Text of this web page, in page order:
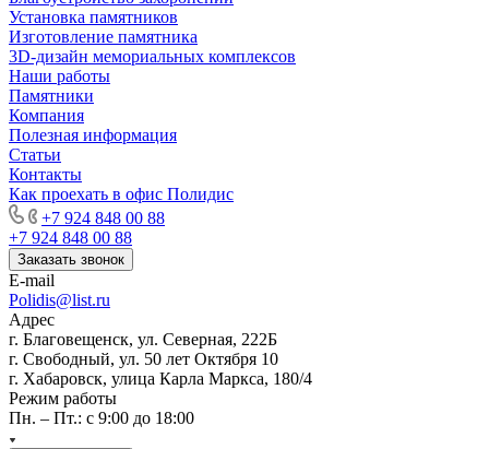
Установка памятников
Изготовление памятника
3D-дизайн мемориальных комплексов
Наши работы
Памятники
Компания
Полезная информация
Статьи
Контакты
Как проехать в офис Полидис
+7 924 848 00 88
+7 924 848 00 88
Заказать звонок
E-mail
Polidis@list.ru
Адрес
г. Благовещенск, ул. Северная, 222Б
г. Свободный, ул. 50 лет Октября 10
г. Хабаровск, улица Карла Маркса, 180/4
Режим работы
Пн. – Пт.: с 9:00 до 18:00